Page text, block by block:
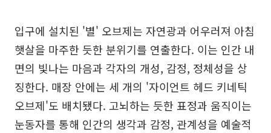
입구에 설치된 '별' 오브제는 자연광과 어우러져 아침
햇살을 마주한 듯한 분위기를 연출한다. 이는 인간 내
면의 빛나는 마음과 각자의 개성, 감정, 정체성을 상
징한다. 매장 안에는 세 개의 '자이언트 헤드 키네틱
오브제'도 배치됐다. 고뇌하는 듯한 표정과 움직이는
눈동자를 통해 인간의 생각과 감정, 관계성을 예술적